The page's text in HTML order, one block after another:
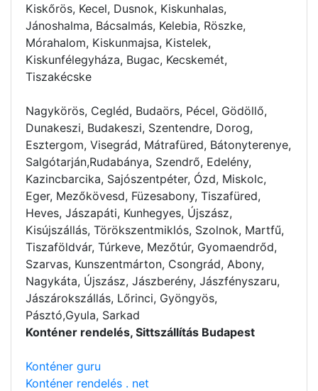
Kiskőrös, Kecel, Dusnok, Kiskunhalas,
Jánoshalma, Bácsalmás, Kelebia, Röszke,
Mórahalom, Kiskunmajsa, Kistelek,
Kiskunfélegyháza, Bugac, Kecskemét,
Tiszakécske
Nagykörös, Cegléd, Budaörs, Pécel, Gödöllő,
Dunakeszi, Budakeszi, Szentendre, Dorog,
Esztergom, Visegrád, Mátrafüred, Bátonyterenye,
Salgótarján,Rudabánya, Szendrő, Edelény,
Kazincbarcika, Sajószentpéter, Ózd, Miskolc,
Eger, Mezőkövesd, Füzesabony, Tiszafüred,
Heves, Jászapáti, Kunhegyes, Újszász,
Kisújszállás, Törökszentmiklós, Szolnok, Martfű,
Tiszaföldvár, Túrkeve, Mezőtúr, Gyomaendrőd,
Szarvas, Kunszentmárton, Csongrád, Abony,
Nagykáta, Újszász, Jászberény, Jászfényszaru,
Jászárokszállás, Lőrinci, Gyöngyös,
Pásztó,Gyula, Sarkad
Konténer rendelés, Sittszállítás Budapest
Konténer guru
Konténer rendelés . net